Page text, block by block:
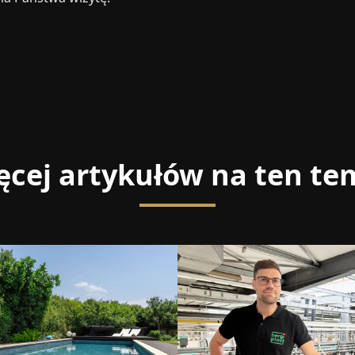
artykułów na ten